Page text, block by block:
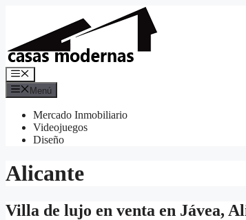
contenido
Menú
Menú
Mercado Inmobiliario
Videojuegos
Diseño
Alicante
Villa de lujo en venta en Jávea,